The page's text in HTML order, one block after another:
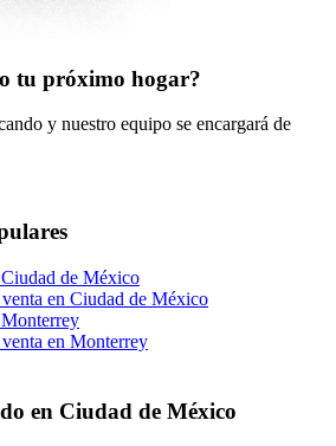
tu próximo hogar?
y nuestro equipo se encargará de
Ciudad de México
en Ciudad de México
Monterrey
en Monterrey
en Ciudad de México